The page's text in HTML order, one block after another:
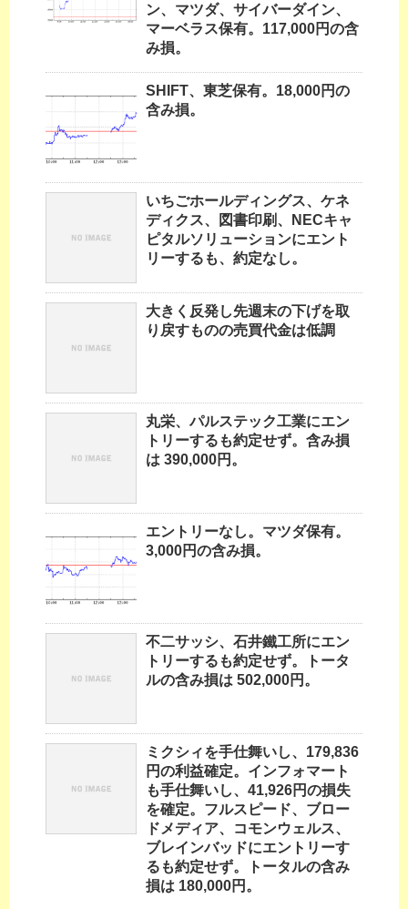
ン、マツダ、サイバーダイン、
マーベラス保有。117,000円の含
み損。
SHIFT、東芝保有。18,000円の
含み損。
いちごホールディングス、ケネ
ディクス、図書印刷、NECキャ
ピタルソリューションにエント
リーするも、約定なし。
大きく反発し先週末の下げを取
り戻すものの売買代金は低調
丸栄、パルステック工業にエン
トリーするも約定せず。含み損
は 390,000円。
エントリーなし。マツダ保有。
3,000円の含み損。
不二サッシ、石井鐵工所にエン
トリーするも約定せず。トータ
ルの含み損は 502,000円。
ミクシィを手仕舞いし、179,836
円の利益確定。インフォマート
も手仕舞いし、41,926円の損失
を確定。フルスピード、ブロー
ドメディア、コモンウェルス、
ブレインバッドにエントリーす
るも約定せず。トータルの含み
損は 180,000円。